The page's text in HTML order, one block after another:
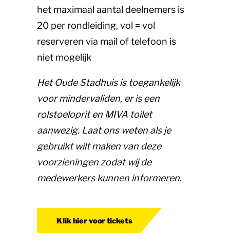
het maximaal aantal deelnemers is
20 per rondleiding, vol = vol
reserveren via mail of telefoon is
niet mogelijk
Het Oude Stadhuis is toegankelijk
voor mindervaliden, er is een
rolstoeloprit en MIVA toilet
aanwezig. Laat ons weten als je
gebruikt wilt maken van deze
voorzieningen zodat wij de
medewerkers kunnen informeren.
Klik hier voor tickets